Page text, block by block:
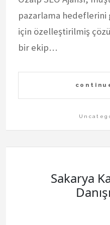
pazarlama
için özelleştirilmiş
bir ekip…
Sakarya